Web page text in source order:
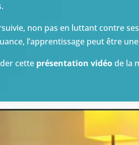
non pas en luttant contre
l’apprentissage peut être
cette présentation vidéode la